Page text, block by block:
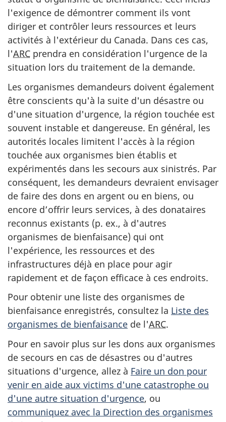
l'exigence de démontrer comment ils vont
diriger et contrôler leurs ressources et leurs
activités à l'extérieur du Canada. Dans ces cas,
l'ARC prendra en considération l'urgence de la
situation lors du traitement de la demande.
Les organismes demandeurs doivent également
être conscients qu'à la suite d'un désastre ou
d'une situation d'urgence, la région touchée est
souvent instable et dangereuse. En général, les
autorités locales limitent l'accès à la région
touchée aux organismes bien établis et
expérimentés dans les secours aux sinistrés. Par
conséquent, les demandeurs devraient envisager
de faire des dons en argent ou en biens, ou
encore d’offrir leurs services, à des donataires
reconnus existants (p. ex., à d'autres
organismes de bienfaisance) qui ont
l'expérience, les ressources et des
infrastructures déjà en place pour agir
rapidement et de façon efficace à ces endroits.
Pour obtenir une liste des organismes de
bienfaisance enregistrés, consultez la Liste des
organismes de bienfaisance de l'ARC.
Pour en savoir plus sur les dons aux organismes
de secours en cas de désastres ou d'autres
situations d'urgence, allez à Faire un don pour
venir en aide aux victims d'une catastrophe ou
d'une autre situation d'urgence, ou
communiquez avec la Direction des organismes